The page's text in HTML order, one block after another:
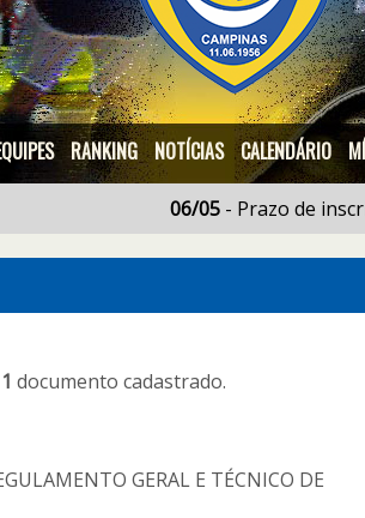
RANKING NOTÍCIAS CALENDÁRIO
06/05- Prazo de inscrição
1 documento cadastrado.
GERAL E TÉCNICO DE